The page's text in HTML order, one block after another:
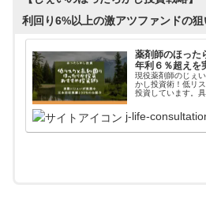
利回り6%以上の激アツファンドの狙
薬剤師のほった
年利６％超えを
現役薬剤師のじぇ
かし投資術！低リ
投資しています。
j-life-